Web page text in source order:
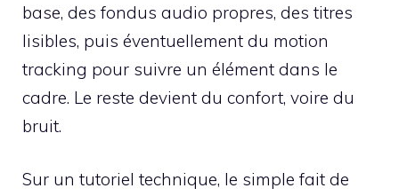
base, des fondus audio propres, des titres
lisibles, puis éventuellement du motion
tracking pour suivre un élément dans le
cadre. Le reste devient du confort, voire du
bruit.
Sur un tutoriel technique, le simple fait de